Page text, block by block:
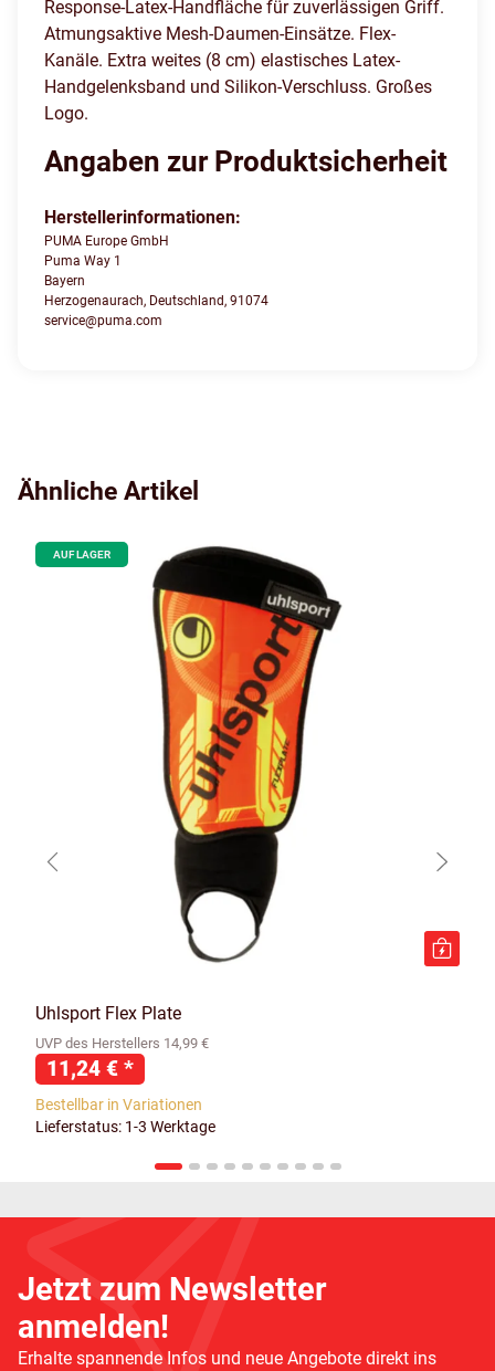
Response-Latex-Handfläche für zuverlässigen Griff.
Atmungsaktive Mesh-Daumen-Einsätze. Flex-
Kanäle. Extra weites (8 cm) elastisches Latex-
Handgelenksband und Silikon-Verschluss. Großes
Logo.
Angaben zur Produktsicherheit
Herstellerinformationen:
PUMA Europe GmbH
Puma Way 1
Bayern
Herzogenaurach, Deutschland, 91074
service@puma.com
Ähnliche Artikel
AUF LAGER
Uhlsport Flex Plate
UVP des Herstellers 14,99 €
11,24 € *
Bestellbar in Variationen
Lieferstatus: 1-3 Werktage
Jetzt zum Newsletter
anmelden!
Erhalte spannende Infos und neue Angebote direkt ins